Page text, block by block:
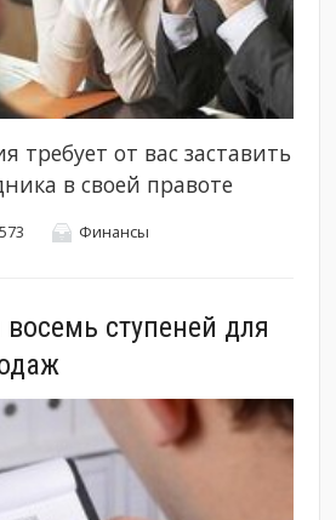
требует от вас заставить
в своей правоте
Финансы
ступеней для